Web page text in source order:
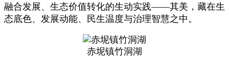
融合发展、生态价值转化的生动实践——其美，藏在生
态底色、发展动能、民生温度与治理智慧之中。
赤坭镇竹洞湖